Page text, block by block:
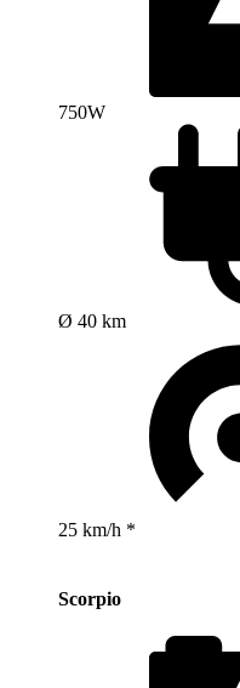
750W
Ø 40 km
25 km/h *
Scorpio